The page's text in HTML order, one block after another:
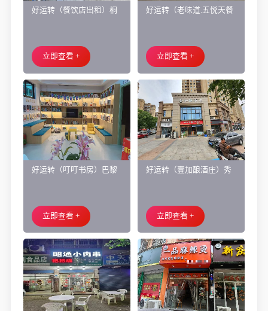
好运转（餐饮店出租）桐
面旺铺出租
立即查看 +
好运转（老味道.五悦天餐
让、主要房租低
立即查看 +
好运转（叮叮书房）巴黎
培训班带生源转让
立即查看 +
好运转（壹加酿酒庄）秀
庄、空店铺转让
立即查看 +